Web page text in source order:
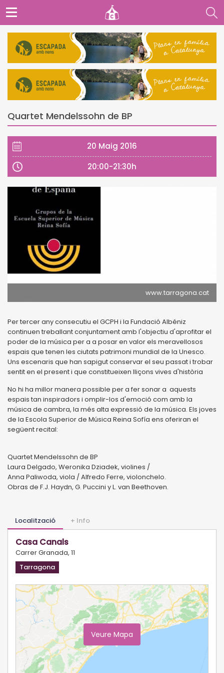
Quartet Mendelssohn de BP
20 Maig 2016
20:00-21:30h
www.tarragona.cat
Per tercer any consecutiu el GCPH i la Fundació Albéniz
continuen treballant conjuntament amb l'objectiu d'aprofitar el
poder de la música per a a posar en valor els meravellosos
espais que tenen les ciutats patrimoni mundial de la Unesco.
Uns escenaris que han sapigut conservar el seu passat i trobar
sentit en el present i que constitueixen lliçons vives d'història
No hi ha millor manera possible per a fer sonar a aquests
espais tan inspiradors i omplir-los d'emoció com amb la
música de cambra, la més alta expressió de la música. Els joves
de la Escola Superior de Música Reina Sofía ens oferiran el
següent recital:
Quartet Mendelssohn de BP
Laura Delgado, Weronika Dziadek, violines /
Anna Paliwoda, viola / Alfredo Ferre, violonchelo.
Obras de F.J. Haydn, G. Puccini y L. van Beethoven.
Localització + Info
Casa Canals
Carrer Granada, 11
Tarragona
Veure Mapa